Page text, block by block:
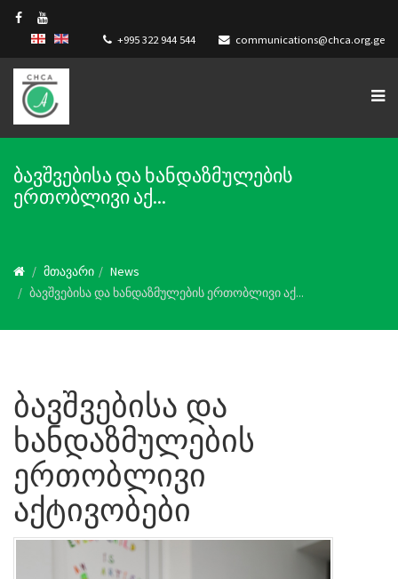
+995 322 944 544 communications@chca.org.ge
ბავშვებისა და ხანდაზმულების
ერთობლივი აქ...
მთავარი
News
ბავშვებისა და ხანდაზმულების ერთობლივი აქ...
ბავშვებისა და
ხანდაზმულების
ერთობლივი
აქტივობები